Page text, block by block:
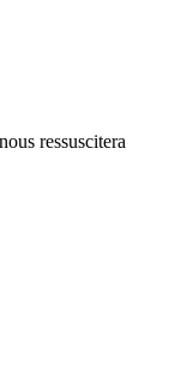
ressuscitera